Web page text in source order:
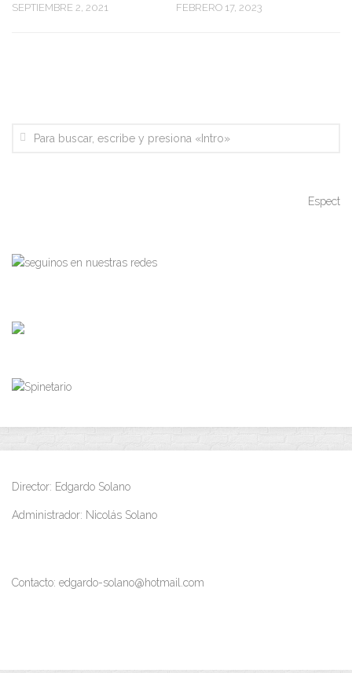
SEPTIEMBRE 2, 2021 FEBRERO 17, 2023
Espectáculos,
Director: Edgardo Solano
Administrador: Nicolás Solano
Contacto: edgardo-solano@hotmail.com